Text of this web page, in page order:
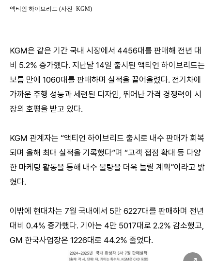
액티언 하이브리드 (사진=KGM)
KGM은 같은 기간 국내 시장에서 4456대를 판매해 전년 대
비 5.2% 증가했다. 지난달 14일 출시된 액티언 하이브리드는
보름 만에 1060대를 판매하며 실적을 끌어올렸다. 전기차에
가까운 주행 성능과 세련된 디자인, 뛰어난 가격 경쟁력이 시
장의 호평을 받고 있다.
KGM 관계자는 “액티언 하이브리드 출시로 내수 판매가 회복
되며 올해 최대 실적을 기록했다”며 “고객 접점 확대 등 다양
한 마케팅 활동을 통해 내수 물량을 더욱 늘릴 계획”이라고 밝
혔다.
이밖에 현대차는 7월 국내에서 5만 6227대를 판매하며 전년
대비 0.4% 증가했다. 기아는 4만 5017대로 2.2% 감소했고,
GM 한국사업장은 1226대로 44.2% 줄었다.